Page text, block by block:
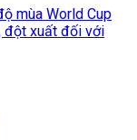
mùa World Cup
đột xuất đối với